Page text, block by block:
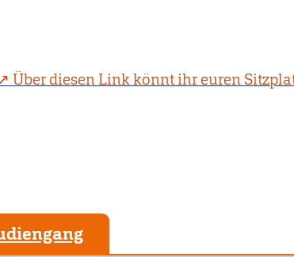
Über diesen Link könnt ihr euren